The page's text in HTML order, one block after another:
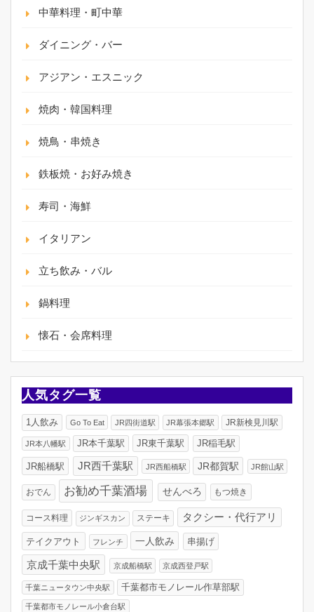
中華料理・町中華
ダイニング・バー
アジアン・エスニック
焼肉・韓国料理
焼鳥・串焼き
鉄板焼・お好み焼き
寿司・海鮮
イタリアン
立ち飲み・バル
鍋料理
懐石・会席料理
人気タグ一覧
1人飲み Go To Eat JR四街道駅 JR幕張本郷駅 JR新検見川駅
JR本八幡駅 JR本千葉駅 JR東千葉駅 JR稲毛駅
JR船橋駅 JR西千葉駅 JR西船橋駅 JR都賀駅 JR館山駅
おでん お勧め千葉酒場 せんべろ もつ焼き
コース料理 ジンギスカン ステーキ タクシー・代行アリ
テイクアウト フレンチ 一人飲み 串揚げ
京成千葉中央駅 京成船橋駅 京成西登戸駅
千葉ニュータウン中央駅 千葉都市モノレール作草部駅
千葉都市モノレール小倉台駅